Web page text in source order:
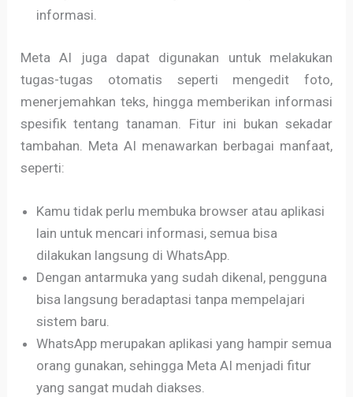
informasi.
Meta AI juga dapat digunakan untuk melakukan
tugas-tugas otomatis seperti mengedit foto,
menerjemahkan teks, hingga memberikan informasi
spesifik tentang tanaman. Fitur ini bukan sekadar
tambahan. Meta AI menawarkan berbagai manfaat,
seperti:
Kamu tidak perlu membuka browser atau aplikasi
lain untuk mencari informasi, semua bisa
dilakukan langsung di WhatsApp.
Dengan antarmuka yang sudah dikenal, pengguna
bisa langsung beradaptasi tanpa mempelajari
sistem baru.
WhatsApp merupakan aplikasi yang hampir semua
orang gunakan, sehingga Meta AI menjadi fitur
yang sangat mudah diakses.